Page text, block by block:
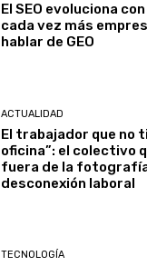
El SEO evoluciona
cada vez más
hablar de GEO
ACTUALIDAD
El trabajador que no
oficina”: el colectivo
fuera de la
desconexión laboral
TECNOLOGÍA